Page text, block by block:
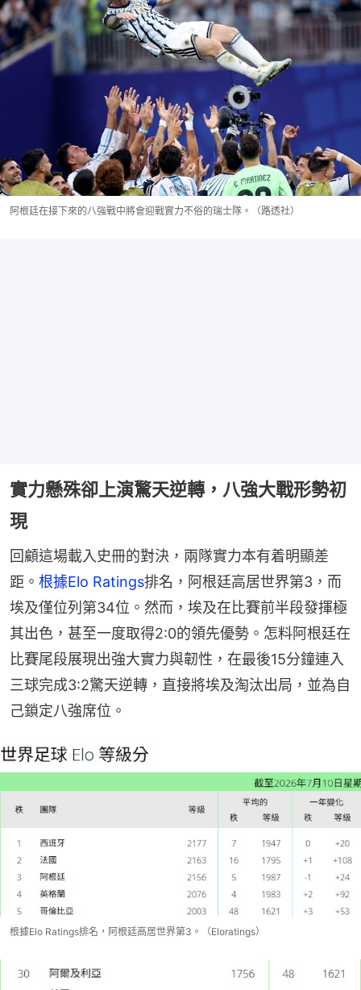
阿根廷在接下來的八強戰中將會迎戰實力不俗的瑞士隊。（路透社）
實力懸殊卻上演驚天逆轉，八強大戰形勢初
現
回顧這場載入史冊的對決，兩隊實力本有着明顯差
距。 根據Elo Ratings排名，阿根廷高居世界第3，而
埃及僅位列第34位。然而，埃及在比賽前半段發揮極
其出色，甚至一度取得2:0的領先優勢。怎料阿根廷在
比賽尾段展現出強大實力與韌性，在最後15分鐘連入
三球完成3:2驚天逆轉，直接將埃及淘汰出局，並為自
己鎖定八強席位。
根據Elo Ratings排名，阿根廷高居世界第3。（Eloratings）